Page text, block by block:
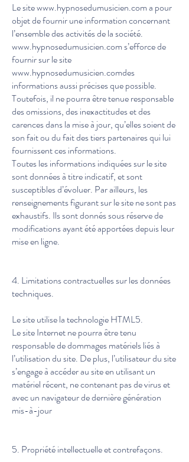
Le sitewww.hypnosedumusicien.coma pour
objet de fournir une information concernant
l’ensemble des activités de la société.
www.hypnosedumusicien.coms’efforce de
fournir sur le site
www.hypnosedumusicien.comdes
informations aussi précises que possible.
Toutefois, il ne pourra être tenue responsable
des omissions, des inexactitudes et des
carences dans la mise à jour, qu’elles soient de
son fait ou du fait des tiers partenaires qui lui
fournissent ces informations.
Toutes les informations indiquées sur le site
sont données à titre indicatif, et sont
susceptibles d’évoluer. Par ailleurs, les
renseignements figurant sur le site ne sont pas
exhaustifs. Ils sont donnés sous réserve de
modifications ayant été apportées depuis leur
mise en ligne.
4. Limitations contractuelles sur les données
techniques.
Le site utilise la technologie HTML5.
Le site Internet ne pourra être tenu
responsable de dommages matériels liés à
l’utilisation du site. De plus, l’utilisateur du site
s’engage à accéder au site en utilisant un
matériel récent, ne contenant pas de virus et
avec un navigateur de dernière génération
mis-à-jour
5. Propriété intellectuelle et contrefaçons.